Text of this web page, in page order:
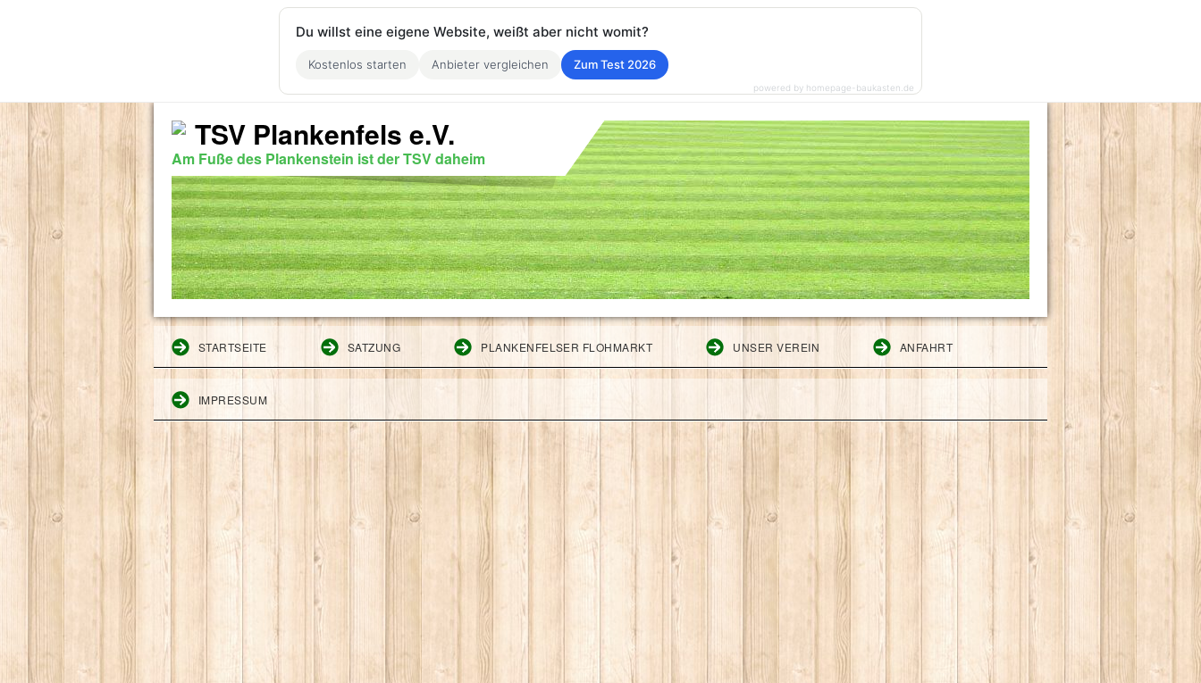
TSV Plankenfels e.V.
Am Fuße des Plankenstein ist der TSV daheim
STARTSEITE SATZUNG PLANKENFELSER FLOHMARKT UNSER VEREIN ANFAHRT
IMPRESSUM
Du willst eine eigene Website, weißt aber nicht womit?
Kostenlos starten Anbieter vergleichen Zum Test 2026
powered by homepage-baukasten.de